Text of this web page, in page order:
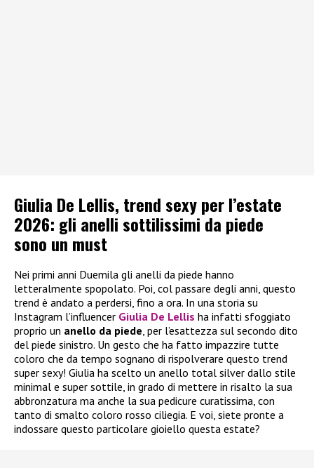
Giulia De Lellis, trend sexy per l’estate
2026: gli anelli sottilissimi da piede
sono un must
Nei primi anni Duemila gli anelli da piede hanno
letteralmente spopolato. Poi, col passare degli anni, questo
trend è andato a perdersi, fino a ora. In una storia su
Instagram l’influencer Giulia De Lellis ha infatti sfoggiato
proprio un anello da piede , per l’esattezza sul secondo dito
del piede sinistro. Un gesto che ha fatto impazzire tutte
coloro che da tempo sognano di rispolverare questo trend
super sexy! Giulia ha scelto un anello total silver dallo stile
minimal e super sottile, in grado di mettere in risalto la sua
abbronzatura ma anche la sua pedicure curatissima, con
tanto di smalto coloro rosso ciliegia. E voi, siete pronte a
indossare questo particolare gioiello questa estate?